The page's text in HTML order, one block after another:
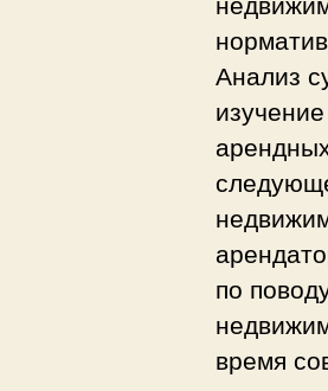
Анализ
по
время